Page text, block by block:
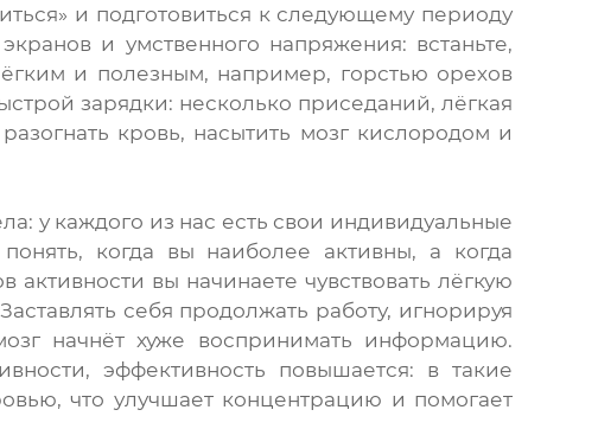
и подготовиться к следующему периоду
и умственного напряжения: встаньте,
и полезным, например, горстью орехов
зарядки: несколько приседаний, лёгкая
кровь, насытить мозг кислородом и
у каждого из нас есть свои индивидуальные
когда вы наиболее активны, а когда
вы начинаете чувствовать лёгкую
себя продолжать работу, игнорируя
начнёт хуже воспринимать информацию.
эффективность повышается: в такие
что улучшает концентрацию и помогает